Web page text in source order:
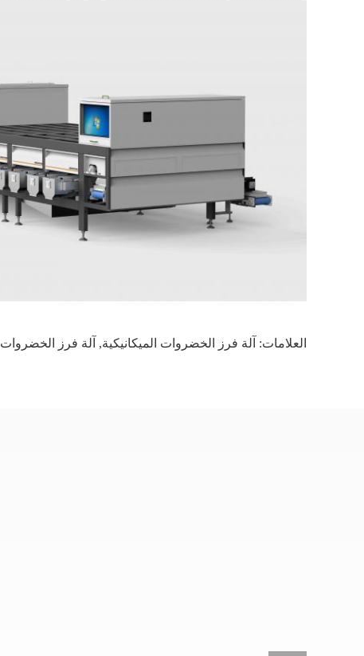
العلامات: آلة فرز الخضروات الميكانيكية, آلة فرز الخضروات 50 هرتز